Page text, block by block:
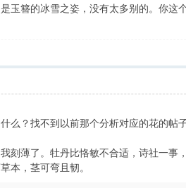
玉簪的冰雪之姿，没有太多别的。你这
么？找不到以前那个分析对应的花的帖子
刻薄了。牡丹比恪敏不合适，诗社一事
本，茎可弯且韧。